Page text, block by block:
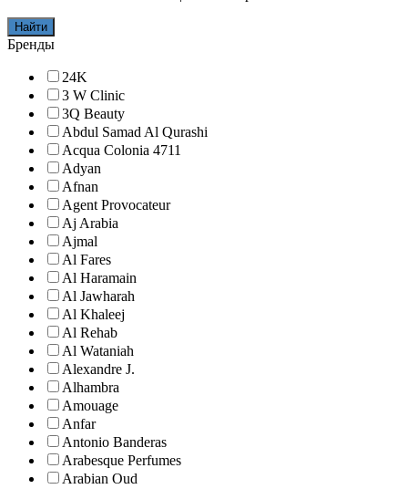
Найти
Бренды
24K
3 W Clinic
3Q Beauty
Abdul Samad Al Qurashi
Acqua Colonia 4711
Adyan
Afnan
Agent Provocateur
Aj Arabia
Ajmal
Al Fares
Al Haramain
Al Jawharah
Al Khaleej
Al Rehab
Al Wataniah
Alexandre J.
Alhambra
Amouage
Anfar
Antonio Banderas
Arabesque Perfumes
Arabian Oud